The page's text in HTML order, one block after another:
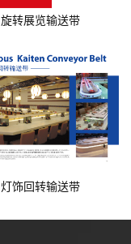
旋转展览输送带
灯饰回转输送带